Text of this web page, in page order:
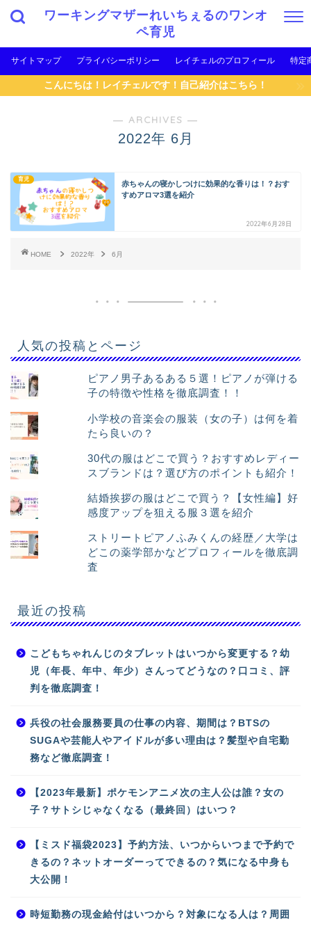
ワーキングマザーれいちぇるのワンオ
ペ育児
サイトマップ プライバシーポリシー レイチェルのプロフィール 特定
こんにちは！レイチェルです！自己紹介はこちら！
― ARCHIVES ―
2022年 6月
育児
赤ちゃんの寝かしつけに効果的な香りは！？おす
すめアロマ3選を紹介
2022年6月28日
HOME 2022年 6月
人気の投稿とページ
ピアノ男子あるある５選！ピアノが弾ける
子の特徴や性格を徹底調査！！
小学校の音楽会の服装（女の子）は何を着
たら良いの？
30代の服はどこで買う？おすすめレディー
スブランドは？選び方のポイントも紹介！
結婚挨拶の服はどこで買う？【女性編】好
感度アップを狙える服３選を紹介
ストリートピアノふみくんの経歴／大学は
どこの薬学部かなどプロフィールを徹底調
査
最近の投稿
こどもちゃれんじのタブレットはいつから変更する？幼
児（年長、年中、年少）さんってどうなの？口コミ、評
判を徹底調査！
兵役の社会服務要員の仕事の内容、期間は？BTSの
SUGAや芸能人やアイドルが多い理由は？髪型や自宅勤
務など徹底調査！
【2023年最新】ポケモンアニメ次の主人公は誰？女の
子？サトシじゃなくなる（最終回）はいつ？
【ミスド福袋2023】予約方法、いつからいつまで予約で
きるの？ネットオーダーってできるの？気になる中身も
大公開！
時短勤務の現金給付はいつから？対象になる人は？周囲